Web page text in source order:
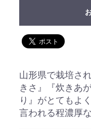
山形県で栽培さ
きさ』『炊きあ
り』がとてもよ
言われる程濃厚